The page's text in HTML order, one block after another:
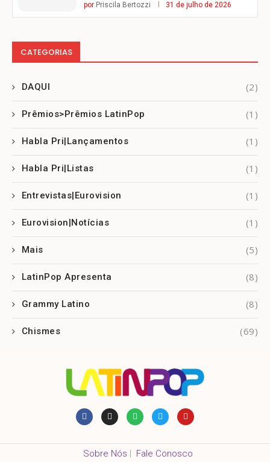
por Priscila Bertozzi 31 de julho de 2026
CATEGORIAS
DAQUI (2)
Prêmios>Prêmios LatinPop (1)
Habla Pri|Lançamentos (1)
Habla Pri|Listas (1)
Entrevistas|Eurovision (1)
Eurovision|Notícias (1)
Mais (5)
LatinPop Apresenta (8)
Grammy Latino (8)
Chismes (69)
Sobre Nós Fale Conosco